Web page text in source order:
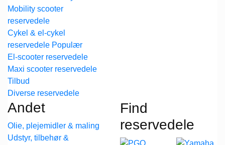
Mobility scooter
reservedele
Cykel & el-cykel
reservedele
El-scooter reservedele
Maxi scooter reservedele
Diverse reservedele
Andet
Olie, plejemidler & maling
Udstyr, tilbehør &
Find
reservedele